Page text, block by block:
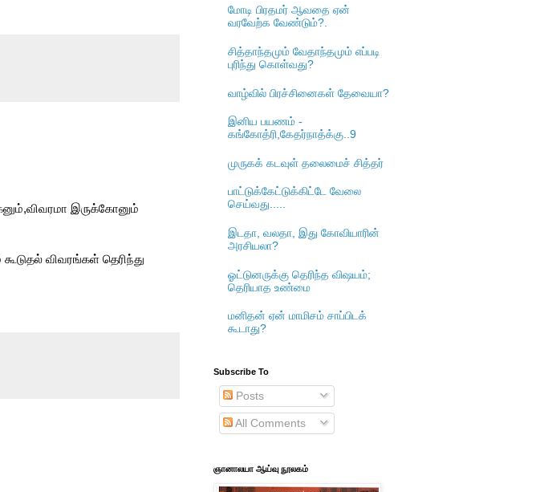
இருக்கோனும்
கூடுதல் விவரங்கள் தெரிந்து
மோடி பிரதமர் ஆவதை ஏன்
வரவேற்க வேண்டும்?.
சித்தாந்தமும் வேதாந்தமும் எப்படி
புரிந்து கொள்வது?
வாழ்வில் பிரச்சினைகள் தேவையா?
இனிய பயணம் -
கங்கோத்ரி,கேதர்நாத்க்கு..9
முருகக் கடவுள் தலைமைச் சித்தர்
பாட்டுக்கேட்டுக்கிட்டே வேலை
செய்வது.....
இடதா, வலதா, இது கோவியாரின்
அரசியலா?
ஓட்டுனருக்கு தெரிந்த விஷயம்;
தெரியாத உண்மை
மனிதன் ஏன் மாமிசம் சாப்பிடக்
கூடாது?
Subscribe To
Posts
All Comments
ஞானாலயா ஆய்வு நூலகம்